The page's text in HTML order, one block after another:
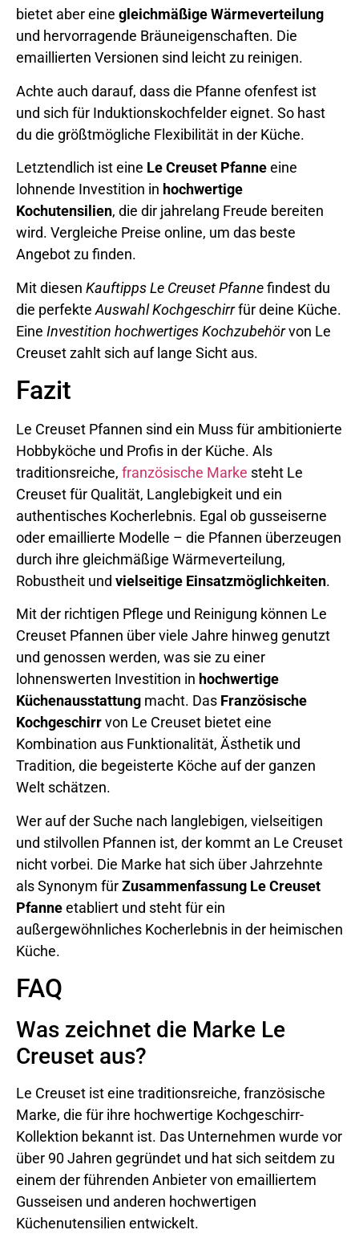
bietet aber eine gleichmäßige Wärmeverteilung
und hervorragende Bräuneigenschaften. Die
emaillierten Versionen sind leicht zu reinigen.
Achte auch darauf, dass die Pfanne ofenfest ist
und sich für Induktionskochfelder eignet. So hast
du die größtmögliche Flexibilität in der Küche.
Letztendlich ist eine Le Creuset Pfanneeine
lohnende Investition in hochwertige
Kochutensilien, die dir jahrelang Freude bereiten
wird. Vergleiche Preise online, um das beste
Angebot zu finden.
Mit diesen Kauftipps Le Creuset Pfannefindest du
die perfekte Auswahl Kochgeschirrfür deine Küche.
Eine Investition hochwertiges Kochzubehörvon Le
Creuset zahlt sich auf lange Sicht aus.
Fazit
Le Creuset Pfannen sind ein Muss für ambitionierte
Hobbyköche und Profis in der Küche. Als
traditionsreiche, französische Marke steht Le
Creuset für Qualität, Langlebigkeit und ein
authentisches Kocherlebnis. Egal ob gusseiserne
oder emaillierte Modelle – die Pfannen überzeugen
durch ihre gleichmäßige Wärmeverteilung,
Robustheit und vielseitige Einsatzmöglichkeiten.
Mit der richtigen Pflege und Reinigung können Le
Creuset Pfannen über viele Jahre hinweg genutzt
und genossen werden, was sie zu einer
lohnenswerten Investition in hochwertige
Küchenausstattung macht. Das Französische
Kochgeschirrvon Le Creuset bietet eine
Kombination aus Funktionalität, Ästhetik und
Tradition, die begeisterte Köche auf der ganzen
Welt schätzen.
Wer auf der Suche nach langlebigen, vielseitigen
und stilvollen Pfannen ist, der kommt an Le Creuset
nicht vorbei. Die Marke hat sich über Jahrzehnte
als Synonym fürZusammenfassung Le Creuset
Pfanneetabliert und steht für ein
außergewöhnliches Kocherlebnis in der heimischen
Küche.
FAQ
Was zeichnet die Marke Le
Creuset aus?
Le Creuset ist eine traditionsreiche, französische
Marke, die für ihre hochwertige Kochgeschirr-
Kollektion bekannt ist. Das Unternehmen wurde vor
über 90 Jahren gegründet und hat sich seitdem zu
einem der führenden Anbieter von emailliertem
Gusseisen und anderen hochwertigen
Küchenutensilien entwickelt.